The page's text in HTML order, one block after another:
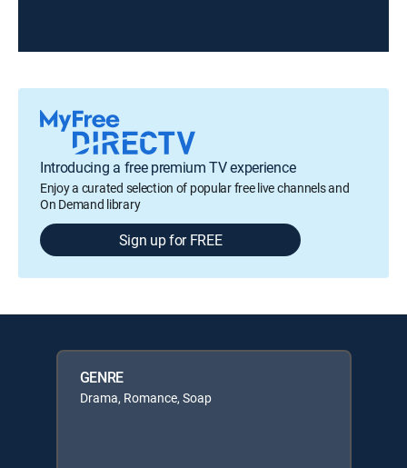
Introducing a free premium TV experience
Enjoy a curated selection of popular free live channels and
On Demand library
Sign up for FREE
GENRE
Drama, Romance, Soap